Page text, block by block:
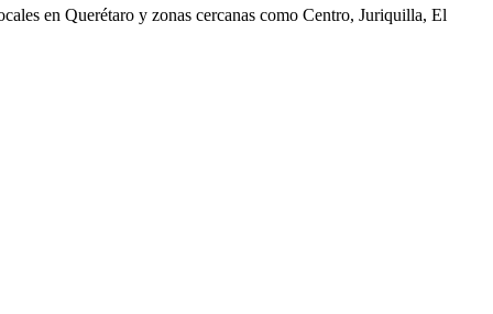
en Querétaro y zonas cercanas como Centro, Juriquilla, El